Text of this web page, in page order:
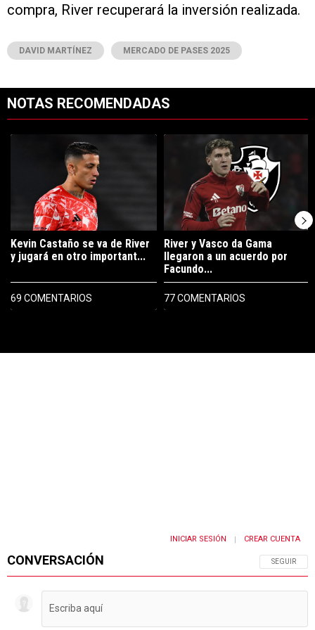
compra, River recuperará la inversión realizada.
DAVID MARTÍNEZ MERCADO DE PASES 2025
NOTAS RECOMENDADAS
Un artículo de tendencia con el título "Kevin Castaño se va de
Kevin Castaño se va de River
y jugará en otro important...
69 COMENTARIOS
Un artículo de tendencia con el
River y Vasco da Gama
llegaron a un acuerdo por
Facundo...
77 COMENTARIOS
CONVERSACIÓN SIGA ESTA
SEGUIR
INICIAR SESIÓN | CREAR CUENTA